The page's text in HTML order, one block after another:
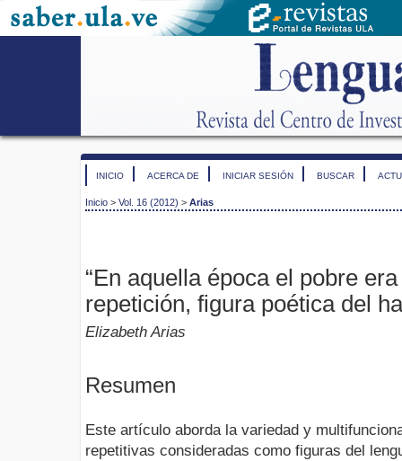
INICIO ACERCA DE INICIAR SESIÓN BUSCAR
Inicio > Vol. 16 (2012) > Arias
“En aquella época el pobre
repetición, figura poética del
Elizabeth Arias
Resumen
Este artículo aborda la variedad y
repetitivas consideradas como figuras del